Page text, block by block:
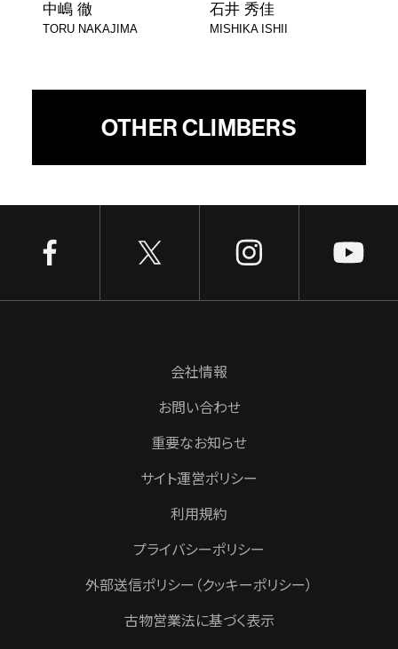
中嶋 徹
TORU NAKAJIMA
石井 秀佳
MISHIKA ISHII
OTHER CLIMBERS
会社情報
お問い合わせ
重要なお知らせ
サイト運営ポリシー
利用規約
プライバシーポリシー
外部送信ポリシー（クッキーポリシー）
古物営業法に基づく表示